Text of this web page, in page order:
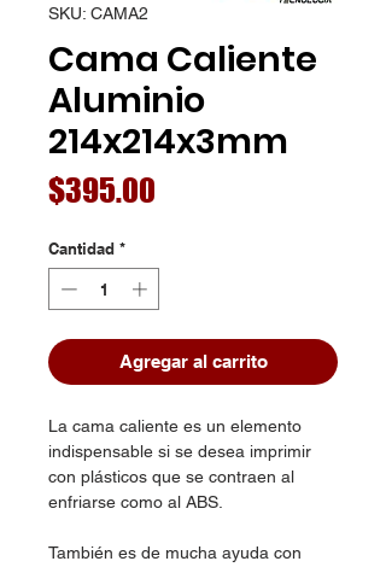
SKU: CAMA2
Cama Caliente
Aluminio
214x214x3mm
$395.00
Cantidad *
Agregar al carrito
La cama caliente es un elemento
indispensable si se desea imprimir
con plásticos que se contraen al
enfriarse como al ABS.
También es de mucha ayuda con